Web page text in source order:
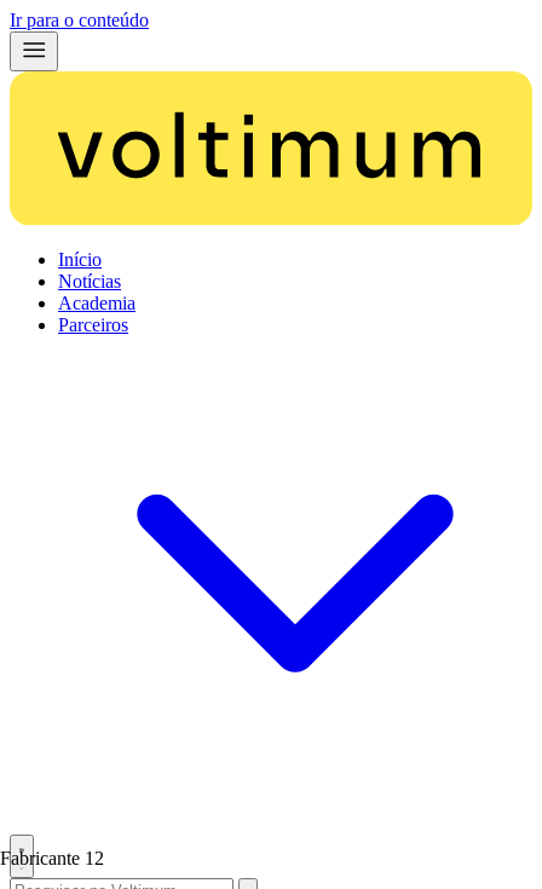
Ir para o conteúdo
Início
Notícias
Academia
Parceiros
Fabricante 12